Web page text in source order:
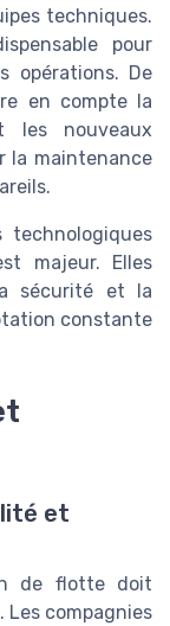
techniques.
pour
opérations. De
en compte la
les nouveaux
la maintenance
technologiques
majeur. Elles
sécurité et la
constante
et
de flotte doit
Les compagnies